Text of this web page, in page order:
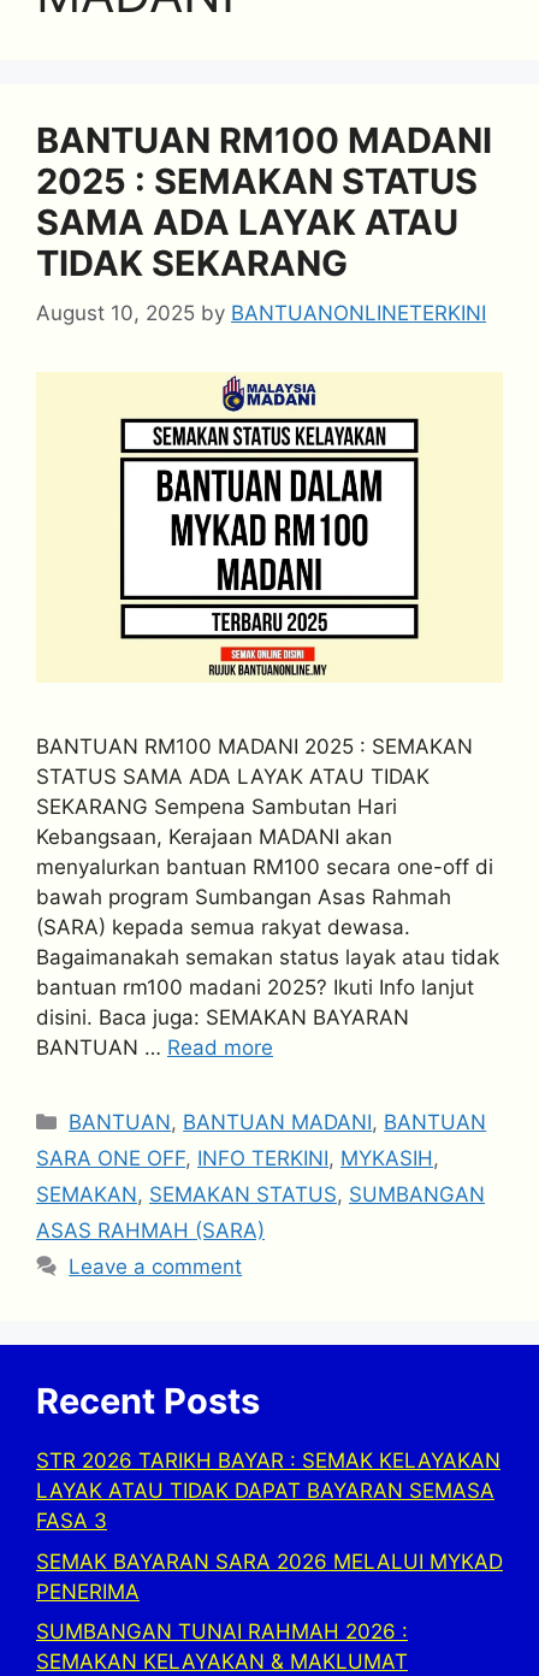
BANTUAN RM100 MADANI
2025 : SEMAKAN STATUS
SAMA ADA LAYAK ATAU
TIDAK SEKARANG
August 10, 2025 by BANTUANONLINETERKINI
BANTUAN RM100 MADANI 2025 : SEMAKAN
STATUS SAMA ADA LAYAK ATAU TIDAK
SEKARANG Sempena Sambutan Hari
Kebangsaan, Kerajaan MADANI akan
menyalurkan bantuan RM100 secara one-off di
bawah program Sumbangan Asas Rahmah
(SARA) kepada semua rakyat dewasa.
Bagaimanakah semakan status layak atau tidak
bantuan rm100 madani 2025? Ikuti Info lanjut
disini. Baca juga: SEMAKAN BAYARAN
BANTUAN … Read more
Categories
BANTUAN, BANTUAN MADANI, BANTUAN
SARA ONE OFF, INFO TERKINI, MYKASIH,
SEMAKAN, SEMAKAN STATUS, SUMBANGAN
ASAS RAHMAH (SARA)
Leave a comment
Recent Posts
STR 2026 TARIKH BAYAR : SEMAK KELAYAKAN
LAYAK ATAU TIDAK DAPAT BAYARAN SEMASA
FASA 3
SEMAK BAYARAN SARA 2026 MELALUI MYKAD
PENERIMA
SUMBANGAN TUNAI RAHMAH 2026 :
SEMAKAN KELAYAKAN & MAKLUMAT